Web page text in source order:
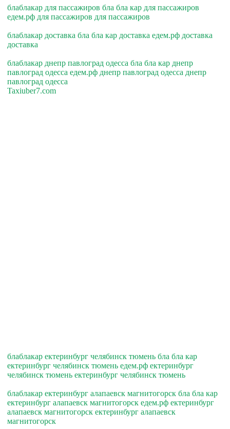
блаблакар для пассажиров бла бла кар для пассажиров
едем.рф для пассажиров для пассажиров
блаблакар доставка бла бла кар доставка едем.рф доставка
доставка
блаблакар днепр павлоград одесса бла бла кар днепр
павлоград одесса едем.рф днепр павлоград одесса днепр
павлоград одесса
Taxiuber7.com
блаблакар ектеринбург челябинск тюмень бла бла кар
ектеринбург челябинск тюмень едем.рф ектеринбург
челябинск тюмень ектеринбург челябинск тюмень
блаблакар ектеринбург алапаевск магнитогорск бла бла кар
ектеринбург алапаевск магнитогорск едем.рф ектеринбург
алапаевск магнитогорск ектеринбург алапаевск
магнитогорск